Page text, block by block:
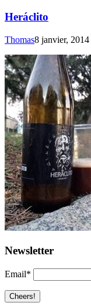
Heráclito
Thomas8 janvier, 2014
Newsletter
Email*